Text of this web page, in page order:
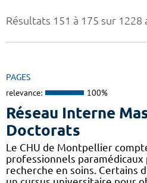
Résultats 151 à 175 sur 1228
PAGES
relevance: 100%
Réseau Interne
Doctorats
Le CHU de Montpellier
professionnels
recherche en soins. Certains